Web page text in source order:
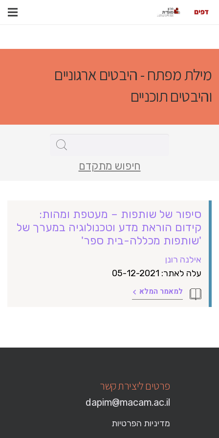
מילת מפתח - היבטים ארגוניים
והיבטים תוכניים
חיפוש מתקדם
סיפור של שותפות – מעטפת ומהות:
קידום הוראת מדע וטכנולוגיה במערך של
'שותפות מכללה-בית ספר'
אילנה רונן
עלה לאתר: 05-12-2021
למאמר המלא
פרטים ליצירת קשר
dapim@macam.ac.il
מדיניות הפרטיות